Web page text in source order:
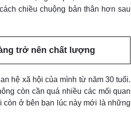
chiều chuộng bản thân hơn sau
trở nên chất lượng
hệ xã hội của mình từ năm 30 tuổi.
còn cần quá nhiều các mối quan
còn ở bên bạn lúc này mới là những